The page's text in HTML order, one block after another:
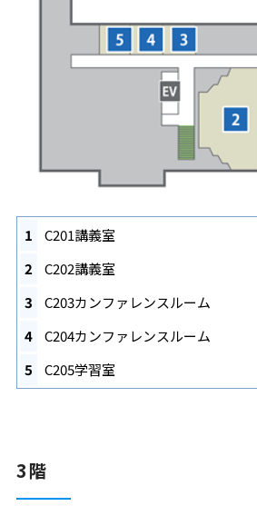
1
C201講義室
2
C202講義室
3
C203カンファレンスルーム
4
C204カンファレンスルーム
5
C205学習室
3階